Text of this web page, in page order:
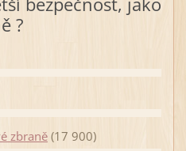
?
zbraně (17 900)